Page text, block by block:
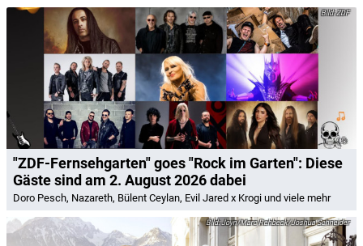
ZDF
"ZDF-Fernsehgarten" goes "Rock im Garten": Diese
Gäste sind am 2. August 2026 dabei
Doro Pesch, Nazareth, Bülent Ceylan, Evil Jared x Krogi und viele mehr
Joyn/Marc Rehbeck/Joshua Schneider